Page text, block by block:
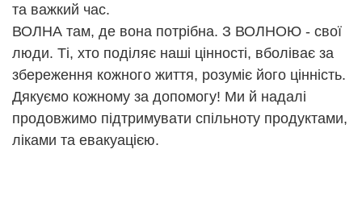
та важкий час.
ВОЛНА там, де вона потрібна. З ВОЛНОЮ - свої
люди. Ті, хто поділяє наші цінності, вболіває за
збереження кожного життя, розуміє його цінність.
Дякуємо кожному за допомогу! Ми й надалі
продовжимо підтримувати спільноту продуктами,
ліками та евакуацією.